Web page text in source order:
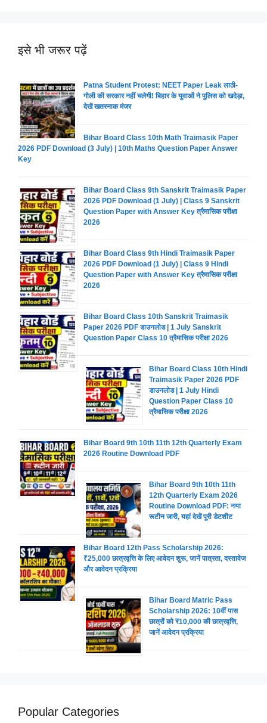
इसे भी जरूर पढ़ें
Patna Student Protest: NEET Paper Leak लाठी-
गोली की सरकार नहीं चलेगी! बिहार के युवाओं ने पुलिस को खदेड़ा,
देखें खतरनाक मंजर
Bihar Board Class 10th Math Traimasik Paper
2026 PDF Download (3 July) | 10th Maths Question Paper Answer
Key
Bihar Board Class 9th Sanskrit Traimasik Paper
2026 PDF Download (1 July) | Class 9 Sanskrit
Question Paper with Answer Key त्रैमासिक परीक्षा
2026
Bihar Board Class 9th Hindi Traimasik Paper
2026 PDF Download (1 July) | Class 9 Hindi
Question Paper with Answer Key त्रैमासिक परीक्षा
2026
Bihar Board Class 10th Sanskrit Traimasik
Paper 2026 PDF डाउनलोड | 1 July Sanskrit
Question Paper Class 10 त्रैमासिक परीक्षा 2026
Bihar Board Class 10th Hindi
Traimasik Paper 2026 PDF
डाउनलोड | 1 July Hindi
Question Paper Class 10
त्रैमासिक परीक्षा 2026
Bihar Board 9th 10th 11th 12th Quarterly Exam
2026 Routine Download PDF
Bihar Board 9th 10th 11th
12th Quarterly Exam 2026
Routine Download PDF: नया
रूटीन जारी, यहां देखें पूरी डेटशीट
Bihar Board 12th Pass Scholarship 2026:
₹25,000 छात्रवृत्ति के लिए आवेदन शुरू, जानें पात्रता, दस्तावेज
और आवेदन प्रक्रिया
Bihar Board Matric Pass
Scholarship 2026: 10वीं पास
छात्रों को ₹10,000 की छात्रवृत्ति,
जानें आवेदन प्रक्रिया
Popular Categories